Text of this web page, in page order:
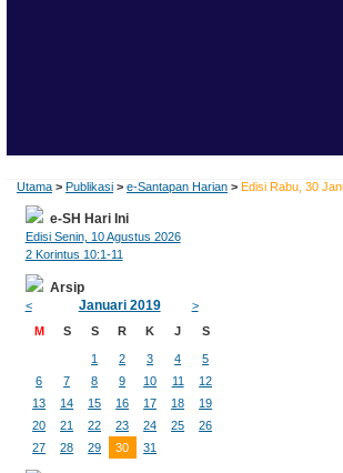
Utama > Publikasi > e-Santapan Harian > Edisi Rabu, 30
e-SH Hari Ini
Edisi Senin, 10 Agustus 2026
2 Korintus 10:1-11
Arsip
< Januari 2019
>
M
S S R K J S
1 2 3 4
5
6
7 8 9 10 11
12
13
14 15 16 17 18
19
20
21 22 23 24 25
26
27
28 29 30 31